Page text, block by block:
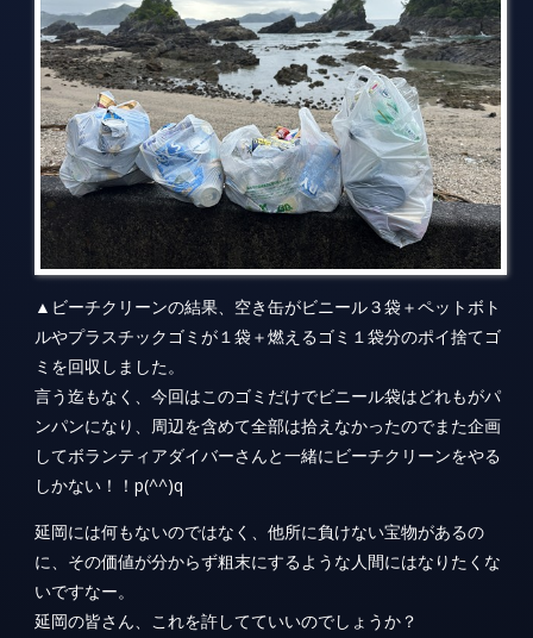
▲ビーチクリーンの結果、空き缶がビニール３袋＋ペットボト
ルやプラスチックゴミが１袋＋燃えるゴミ１袋分のポイ捨てゴ
ミを回収しました。
言う迄もなく、今回はこのゴミだけでビニール袋はどれもがパ
ンパンになり、周辺を含めて全部は拾えなかったのでまた企画
してボランティアダイバーさんと一緒にビーチクリーンをやる
しかない！！p(^^)q
延岡には何もないのではなく、他所に負けない宝物があるの
に、その価値が分からず粗末にするような人間にはなりたくな
いですなー。
延岡の皆さん、これを許してていいのでしょうか？